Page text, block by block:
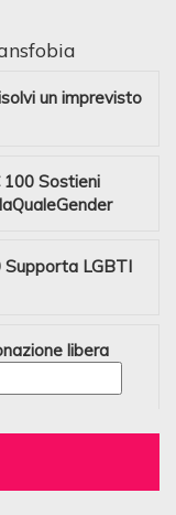
un imprevisto
100 Sostieni
Supporta LGBTI
libera